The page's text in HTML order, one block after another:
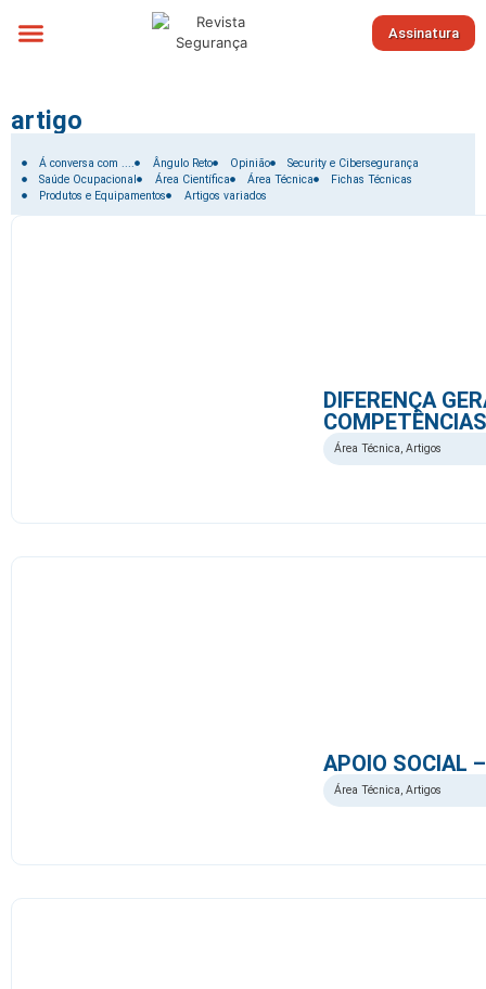
Assinatura
artigo
Filtrar por:
Á conversa com .... Ângulo Reto Opinião
Security e Cibersegurança
Saúde Ocupacional
Área Científica Área Técnica
Fichas Técnicas
Produtos e Equipamentos
Artigos variados
DIFERENÇA
Área Técnica, Artigos
APOIO SOCIAL
Área Técnica, Artigos